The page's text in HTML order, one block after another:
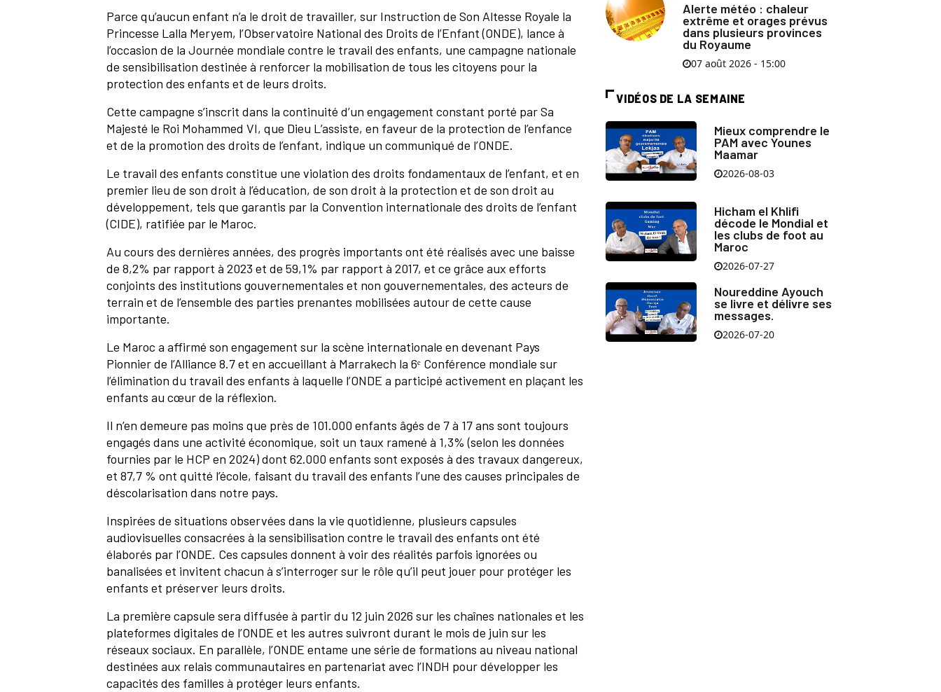
Parce qu’aucun enfant n’a le droit de travailler, sur Instruction de Son Altesse Royale la
Princesse Lalla Meryem, l’Observatoire National des Droits de l’Enfant (ONDE), lance à
l’occasion de la Journée mondiale contre le travail des enfants, une campagne nationale
de sensibilisation destinée à renforcer la mobilisation de tous les citoyens pour la
protection des enfants et de leurs droits.
Cette campagne s’inscrit dans la continuité d’un engagement constant porté par Sa
Majesté le Roi Mohammed VI, que Dieu L’assiste, en faveur de la protection de l’enfance
et de la promotion des droits de l’enfant, indique un communiqué de l’ONDE.
Le travail des enfants constitue une violation des droits fondamentaux de l’enfant, et en
premier lieu de son droit à l’éducation, de son droit à la protection et de son droit au
développement, tels que garantis par la Convention internationale des droits de l’enfant
(CIDE), ratifiée par le Maroc.
Au cours des dernières années, des progrès importants ont été réalisés avec une baisse
de 8,2% par rapport à 2023 et de 59,1% par rapport à 2017, et ce grâce aux efforts
conjoints des institutions gouvernementales et non gouvernementales, des acteurs de
terrain et de l’ensemble des parties prenantes mobilisées autour de cette cause
importante.
Le Maroc a affirmé son engagement sur la scène internationale en devenant Pays
Pionnier de l’Alliance 8.7 et en accueillant à Marrakech la 6ᵉ Conférence mondiale sur
l’élimination du travail des enfants à laquelle l’ONDE a participé activement en plaçant les
enfants au cœur de la réflexion.
Il n’en demeure pas moins que près de 101.000 enfants âgés de 7 à 17 ans sont toujours
engagés dans une activité économique, soit un taux ramené à 1,3% (selon les données
fournies par le HCP en 2024) dont 62.000 enfants sont exposés à des travaux dangereux,
et 87,7 % ont quitté l’école, faisant du travail des enfants l’une des causes principales de
déscolarisation dans notre pays.
Inspirées de situations observées dans la vie quotidienne, plusieurs capsules
audiovisuelles consacrées à la sensibilisation contre le travail des enfants ont été
élaborés par l’ONDE. Ces capsules donnent à voir des réalités parfois ignorées ou
banalisées et invitent chacun à s’interroger sur le rôle qu’il peut jouer pour protéger les
enfants et préserver leurs droits.
La première capsule sera diffusée à partir du 12 juin 2026 sur les chaînes nationales et les
plateformes digitales de l’ONDE et les autres suivront durant le mois de juin sur les
réseaux sociaux. En parallèle, l’ONDE entame une série de formations au niveau national
destinées aux relais communautaires en partenariat avec l’INDH pour développer les
capacités des familles à protéger leurs enfants.
Alerte météo : chaleur
extrême et orages prévus
dans plusieurs provinces
du Royaume
07 août 2026 - 15:00
VIDÉOS DE LA SEMAINE
Mieux comprendre le
PAM avec Younes
Maamar
2026-08-03
Hicham el Khlifi
décode le Mondial et
les clubs de foot au
Maroc
2026-07-27
Noureddine Ayouch
se livre et délivre ses
messages.
2026-07-20